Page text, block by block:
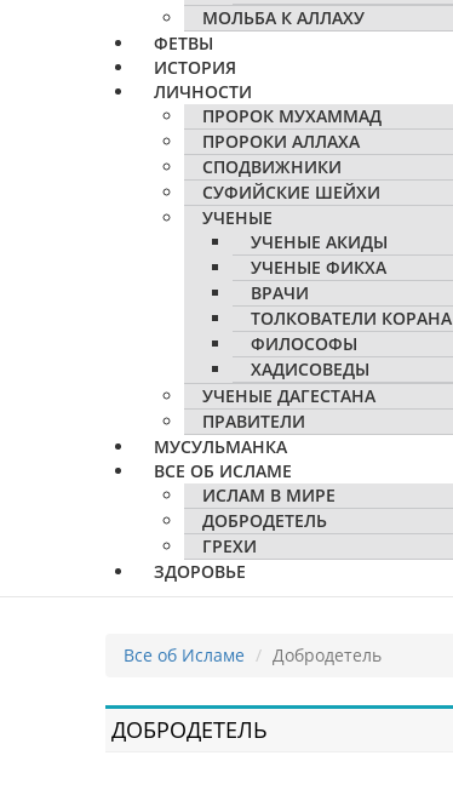
МОЛЬБА К АЛЛАХУ
ФЕТВЫ
ИСТОРИЯ
ЛИЧНОСТИ
ПРОРОК МУХАММАД
ПРОРОКИ АЛЛАХА
СПОДВИЖНИКИ
СУФИЙСКИЕ ШЕЙХИ
УЧЕНЫЕ
УЧЕНЫЕ АКИДЫ
УЧЕНЫЕ ФИКХА
ВРАЧИ
ТОЛКОВАТЕЛИ КОРАНА
ФИЛОСОФЫ
ХАДИСОВЕДЫ
УЧЕНЫЕ ДАГЕСТАНА
ПРАВИТЕЛИ
МУСУЛЬМАНКА
ВСЕ ОБ ИСЛАМЕ
ИСЛАМ В МИРЕ
ДОБРОДЕТЕЛЬ
ГРЕХИ
ЗДОРОВЬЕ
Все об Исламе Добродетель
ДОБРОДЕТЕЛЬ